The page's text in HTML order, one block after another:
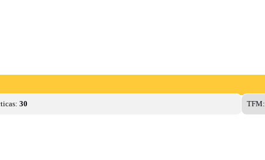
30 TFM: